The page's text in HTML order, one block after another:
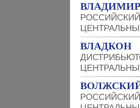
ВЛАДКОН